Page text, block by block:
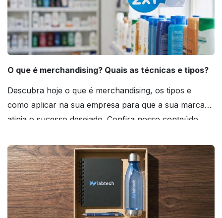
O que é merchandising? Quais as técnicas e tipos?
Descubra hoje o que é merchandising, os tipos e
como aplicar na sua empresa para que a sua marca
atinja o sucesso desejado. Confira nosso conteúdo